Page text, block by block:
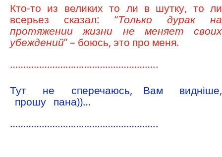
Кто-то из великих то ли в шутку, то ли
всерьез сказал: “Только дурак на
протяжении жизни не меняет своих
убеждений” – боюсь, это про меня.
………………………………………………..
Тут не сперечаюсь, Вам видніше,
прошу пана))…
………………………………………………..